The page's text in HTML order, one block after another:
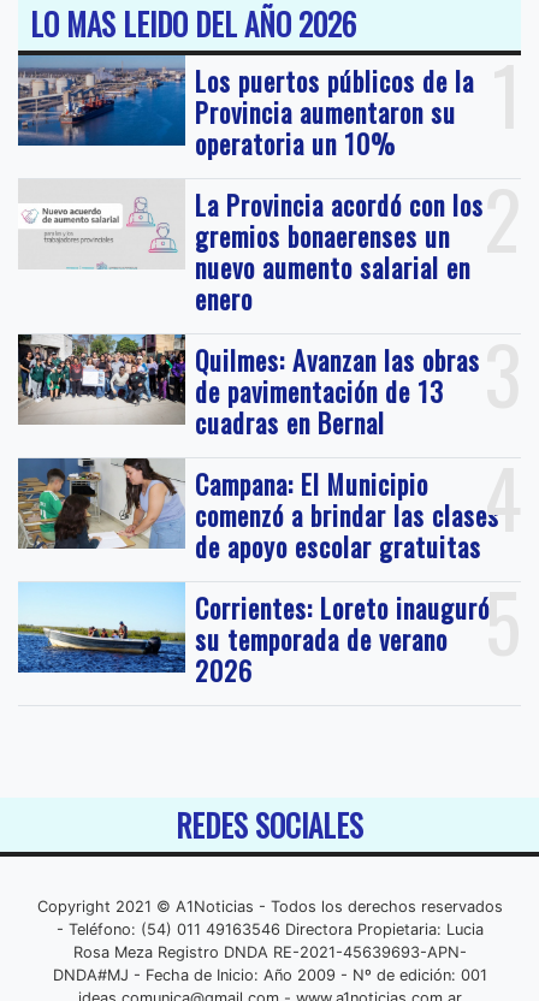
LO MAS LEIDO DEL AÑO 2026
1
Los puertos públicos de la
Provincia aumentaron su
operatoria un 10%
2
La Provincia acordó con los
gremios bonaerenses un
nuevo aumento salarial en
enero
3
Quilmes: Avanzan las obras
de pavimentación de 13
cuadras en Bernal
4
Campana: El Municipio
comenzó a brindar las clases
de apoyo escolar gratuitas
5
Corrientes: Loreto inauguró
su temporada de verano
2026
REDES SOCIALES
Copyright 2021 © A1Noticias - Todos los derechos reservados
- Teléfono: (54) 011 49163546 Directora Propietaria: Lucia
Rosa Meza Registro DNDA RE-2021-45639693-APN-
DNDA#MJ - Fecha de Inicio: Año 2009 - Nº de edición: 001